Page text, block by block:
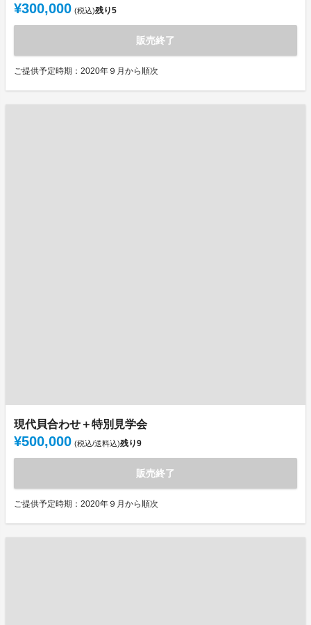
¥300,000 (税込)残り5
販売終了
ご提供予定時期：2020年９月から順次
現代貝合わせ＋特別見学会
¥500,000 (税込/送料込)残り9
販売終了
ご提供予定時期：2020年９月から順次